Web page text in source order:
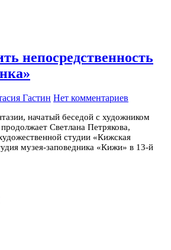
непосредственность
Гастин Нет комментариев
начатый беседой с художником
Светлана Петрякова,
студии «Кижская
музея-заповедника «Кижи» в 13-й